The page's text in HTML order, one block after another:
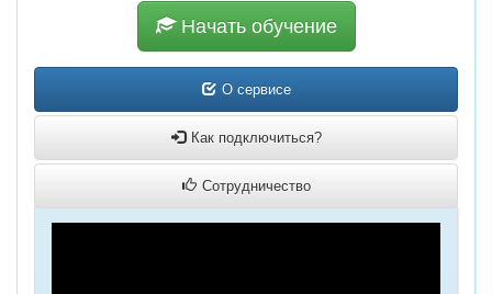
Начать обучение
О сервисе
Как подключиться?
Сотрудничество